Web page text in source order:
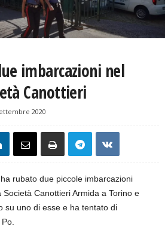
imbarcazioni nel
Canottieri
2020
rubato due piccole imbarcazioni
Canottieri Armida a Torino e
su uno di esse e ha tentato di